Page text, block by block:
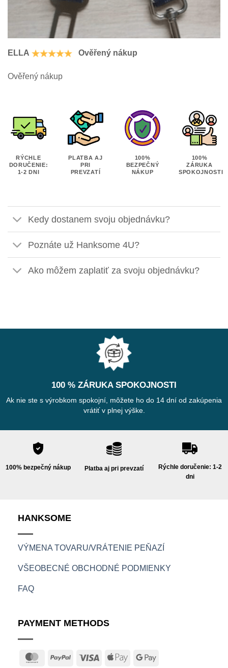
ELLA Ověřený nákup
Ověřený nákup
RÝCHLE
DORUČENIE:
1-2 DNI
PLATBA AJ
PRI
PREVZATÍ
100%
BEZPEČNÝ
NÁKUP
100%
ZÁRUKA
SPOKOJNOSTI
Kedy dostanem svoju objednávku?
Poznáte už Hanksome 4U?
Ako môžem zaplatiť za svoju objednávku?
100 % ZÁRUKA SPOKOJNOSTI
Ak nie ste s výrobkom spokojní, môžete ho do 14 dní od zakúpenia
vrátiť v plnej výške.
100% bezpečný nákup Platba aj pri prevzatí
Rýchle doručenie: 1-2
dni
HANKSOME
VÝMENA TOVARU/VRÁTENIE PEŇAZÍ
VŠEOBECNÉ OBCHODNÉ PODMIENKY
FAQ
PAYMENT METHODS
MasterCardPayPal Visa
Apple
Google